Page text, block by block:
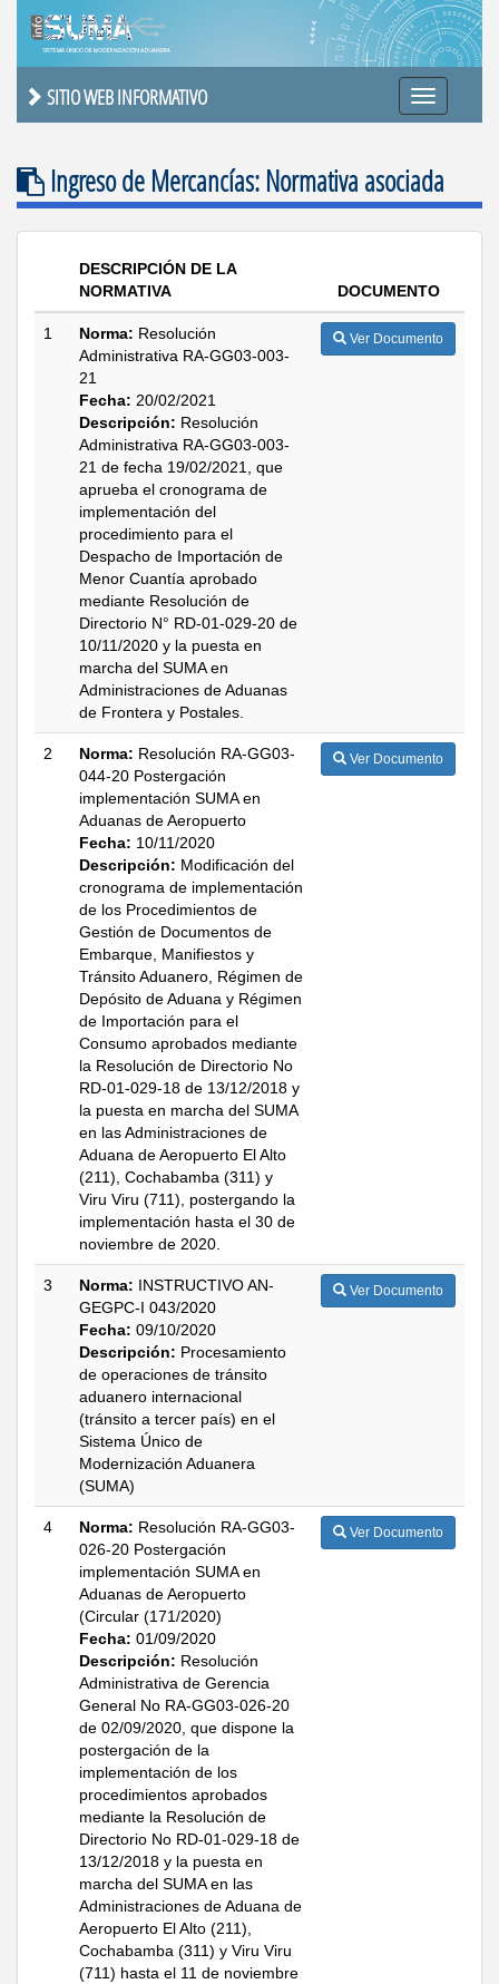
SITIO WEB INFORMATIVO
Ingreso de Mercancías: Normativa asociada
DESCRIPCIÓN DE LA
NORMATIVA
DOCUMENTO
1 Norma: Resolución
Administrativa RA-GG03-003-
21
Fecha: 20/02/2021
Descripción: Resolución
Administrativa RA-GG03-003-
21 de fecha 19/02/2021, que
aprueba el cronograma de
implementación del
procedimiento para el
Despacho de Importación de
Menor Cuantía aprobado
mediante Resolución de
Directorio N° RD-01-029-20 de
10/11/2020 y la puesta en
marcha del SUMA en
Administraciones de Aduanas
de Frontera y Postales.
Ver Documento
2 Norma: Resolución RA-GG03-
044-20 Postergación
implementación SUMA en
Aduanas de Aeropuerto
Fecha: 10/11/2020
Descripción: Modificación del
cronograma de implementación
de los Procedimientos de
Gestión de Documentos de
Embarque, Manifiestos y
Tránsito Aduanero, Régimen de
Depósito de Aduana y Régimen
de Importación para el
Consumo aprobados mediante
la Resolución de Directorio No
RD-01-029-18 de 13/12/2018 y
la puesta en marcha del SUMA
en las Administraciones de
Aduana de Aeropuerto El Alto
(211), Cochabamba (311) y
Viru Viru (711), postergando la
implementación hasta el 30 de
noviembre de 2020.
Ver Documento
3 Norma: INSTRUCTIVO AN-
GEGPC-I 043/2020
Fecha: 09/10/2020
Descripción: Procesamiento
de operaciones de tránsito
aduanero internacional
(tránsito a tercer país) en el
Sistema Único de
Modernización Aduanera
(SUMA)
Ver Documento
4 Norma: Resolución RA-GG03-
026-20 Postergación
implementación SUMA en
Aduanas de Aeropuerto
(Circular (171/2020)
Fecha: 01/09/2020
Descripción: Resolución
Administrativa de Gerencia
General No RA-GG03-026-20
de 02/09/2020, que dispone la
postergación de la
implementación de los
procedimientos aprobados
mediante la Resolución de
Directorio No RD-01-029-18 de
13/12/2018 y la puesta en
marcha del SUMA en las
Administraciones de Aduana de
Aeropuerto El Alto (211),
Cochabamba (311) y Viru Viru
(711) hasta el 11 de noviembre
Ver Documento